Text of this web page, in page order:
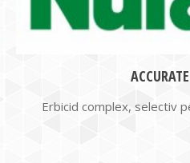
Erbicid complex, selectiv